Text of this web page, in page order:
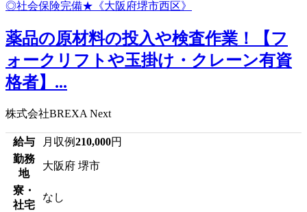
薬品の原材料の投入や検査作業！【フ
ォークリフトや玉掛け・クレーン有資
格者】...
株式会社BREXA Next
給与 月収例210,000円
勤務
地
大阪府 堺市
寮・
社宅
なし